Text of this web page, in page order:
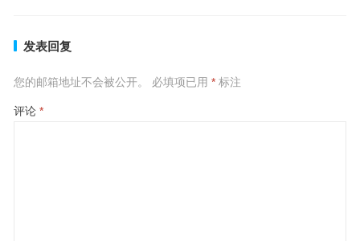
发表回复
您的邮箱地址不会被公开。 必填项已用 *标注
评论 *